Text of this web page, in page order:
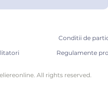
Conditii de
Regulamente
All rights reserved.